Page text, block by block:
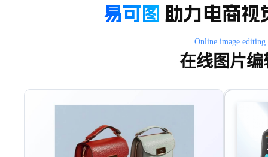
易可图 助力电商视
Online image editing
在线图片编